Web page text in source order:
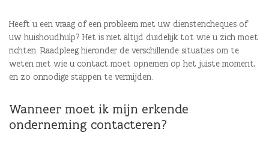
Heeft u een vraag of een probleem met uw dienstencheques of
uw huishoudhulp? Het is niet altijd duidelijk tot wie u zich moet
richten. Raadpleeg hieronder de verschillende situaties om te
weten met wie u contact moet opnemen op het juiste moment,
en zo onnodige stappen te vermijden.
Wanneer moet ik mijn erkende
onderneming contacteren?